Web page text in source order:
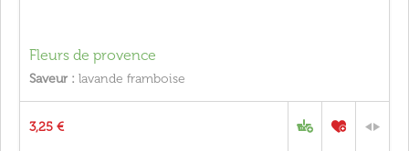
Fleurs de provence
Saveur : lavande framboise
3,25 €